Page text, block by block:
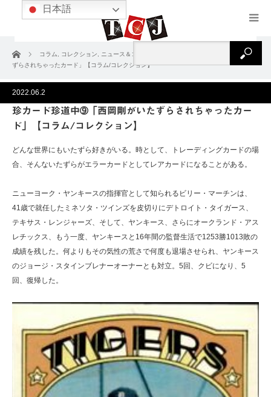
ホーム コラム コレクション ニュース＆コラム
珍カード珍道中➈「西岡剛がいた
ずらされちゃったカード」【コラム/コレクション】
2022.06.2
珍カード珍道中➈「西岡剛がいたずらされちゃったカー
ド」【コラム/コレクション】
どんな世界にもいたずら好きがいる。時として、トレーディングカードの場
合、そんないたずらがエラーカードとしてレアカードになることがある。
ニューヨーク・ヤンキースの指揮官として知られるビリー・マーチンは、
41歳で就任したミネソタ・ツインズを皮切りにデトロイト・タイガース、
テキサス・レンジャーズ、そして、ヤンキース、さらにオークランド・アス
レチックス、もう一度、ヤンキースと16年間の監督生活で1253勝1013敗の
成績を残した。何よりもその気性の荒さで何度も退場させられ、ヤンキース
のジョージ・スタインブレナーオーナーとも対立。5回、クビになり、5
回、復帰した。
日本語